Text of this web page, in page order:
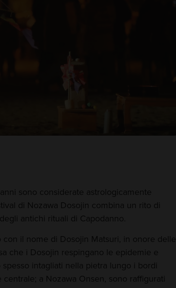
sono considerate astrologicamente
di Nozawa Dosojin combina un rito di
antichi rituali di Capodanno.
con il nome di Dosojin Matsuri, in onore delle
che i Dosojin respingano le epidemie e
intagliati nella pietra lungo i bordi
a Nozawa Onsen, sono raffigurati